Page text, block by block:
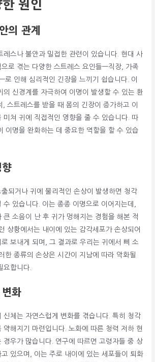
원인
의 관계
레스나 불안과 밀접한 관련이 있습니다. 현대 사
로 겪는 다양한 스트레스 요인들—직장, 가족
인해 심리적인 긴장을 느끼기 쉽습니다. 이
의 신경계를 자극하여 이명이 발생할 수 있는 환
, 스트레스를 받을 때 몸의 긴장이 증가하고 이
미쳐 귀에 직접적인 영향을 줄 수 있습니다. 따
이명을 완화하는 데 중요한 역할을 할 수 있습
향
되거나 귀에 물리적인 손상이 발생하면 청각
수 있습니다. 이는 종종 이명으로 이어지는데,
큰 소음이 난 후 귀가 멍해지는 경험을 해본 적
상황에서는 내이에 있는 감각세포가 손상되어
보내게 되며, 그 결과로 우리는 귀에서 삐 소
한 종류의 손상은 시간이 지남에 따라 악화될
요합니다.
화
신체는 자연스럽게 변화를 겪습니다. 특히 청각
약해지기 마련입니다. 노화에 따른 청력 저하 현
경우가 많습니다. 연구에 따르면 고령자들 중 상
있으며, 이는 주로 내이에 있는 세포들이 퇴화